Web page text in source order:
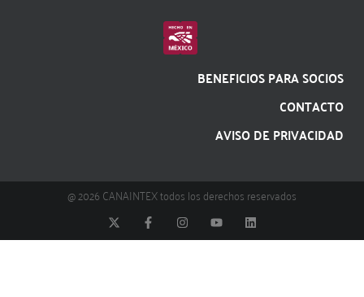
BENEFICIOS PARA SOCIOS
CONTACTO
AVISO DE PRIVACIDAD
@ 2026 CANAINTEX todos los derechos reservados